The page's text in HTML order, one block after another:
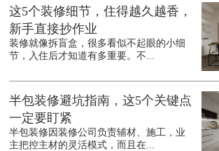
这5个装修细节，住得越久越香，
新手直接抄作业
装修就像拆盲盒，很多看似不起眼的小细
节，入住后才知道有多重要。不...
半包装修避坑指南，这5个关键点
一定要盯紧
半包装修因装修公司负责辅材、施工，业
主把控主材的灵活模式，而且在...